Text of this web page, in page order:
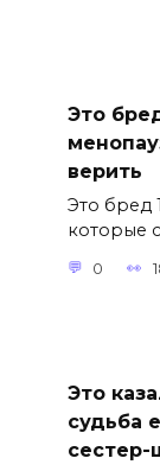
Это
верить
Это бред
которые
0
Это
судьба